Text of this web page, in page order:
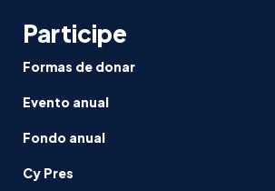
Participe
Formas de donar
Evento anual
Fondo anual
Cy Pres